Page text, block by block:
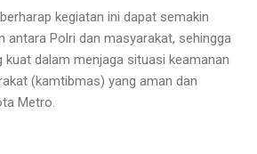
kegiatan ini dapat semakin
antara Polri dan masyarakat, sehingga
kuat dalam menjaga situasi keamanan
(kamtibmas) yang aman dan
Metro.